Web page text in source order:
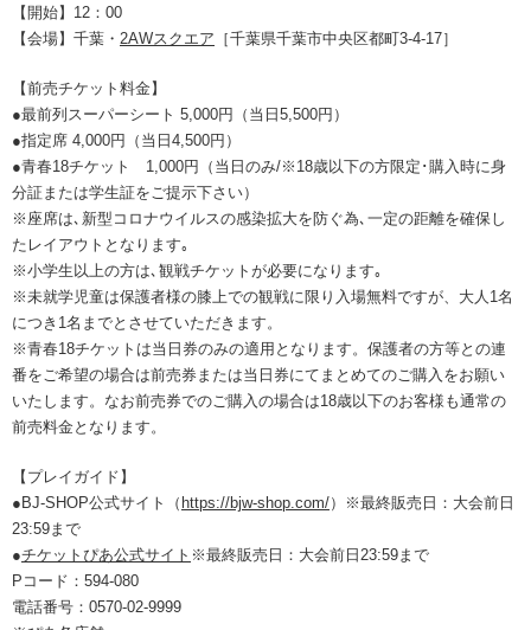
【開始】12：00
【会場】千葉・ 2AWスクエア ［千葉県千葉市中央区都町3-4-17］
【前売チケット料金】
●最前列スーパーシート 5,000円（当日5,500円）
●指定席 4,000円（当日4,500円）
●青春18チケット 1,000円（当日のみ/※18歳以下の方限定･購入時に身
分証または学生証をご提示下さい）
※座席は､新型コロナウイルスの感染拡大を防ぐ為､一定の距離を確保し
たレイアウトとなります｡
※小学生以上の方は､観戦チケットが必要になります｡
※未就学児童は保護者様の膝上での観戦に限り入場無料ですが、大人1名
につき1名までとさせていただきます。
※青春18チケットは当日券のみの適用となります。保護者の方等との連
番をご希望の場合は前売券または当日券にてまとめてのご購入をお願い
いたします。なお前売券でのご購入の場合は18歳以下のお客様も通常の
前売料金となります。
【プレイガイド】
●BJ-SHOP公式サイト（ https://bjw-shop.com/）※最終販売日：大会前日
23:59まで
●チケットぴあ公式サイト ※最終販売日：大会前日23:59まで
Pコード：594-080
電話番号：0570-02-9999